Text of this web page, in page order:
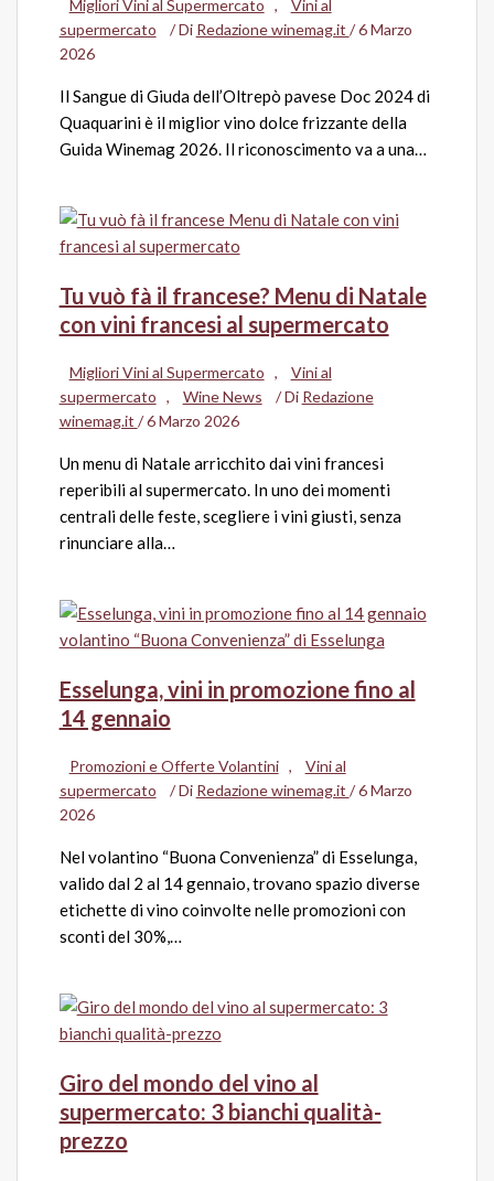
Migliori Vini al Supermercato ,
Vini al
supermercato
/ Di Redazione winemag.it /6 Marzo
2026
Il Sangue di Giuda dell’Oltrepò pavese Doc 2024 di
Quaquarini è il miglior vino dolce frizzante della
Guida Winemag 2026. Il riconoscimento va a una…
Tu vuò fà il francese? Menu di Natale
con vini francesi al supermercato
Migliori Vini al Supermercato ,
Vini al
supermercato , Wine News / Di Redazione
winemag.it /6 Marzo 2026
Un menu di Natale arricchito dai vini francesi
reperibili al supermercato. In uno dei momenti
centrali delle feste, scegliere i vini giusti, senza
rinunciare alla…
Esselunga, vini in promozione fino al
14 gennaio
Promozioni e Offerte Volantini ,
Vini al
supermercato
/ Di Redazione winemag.it /6 Marzo
2026
Nel volantino “Buona Convenienza” di Esselunga,
valido dal 2 al 14 gennaio, trovano spazio diverse
etichette di vino coinvolte nelle promozioni con
sconti del 30%,…
Giro del mondo del vino al
supermercato: 3 bianchi qualità-
prezzo